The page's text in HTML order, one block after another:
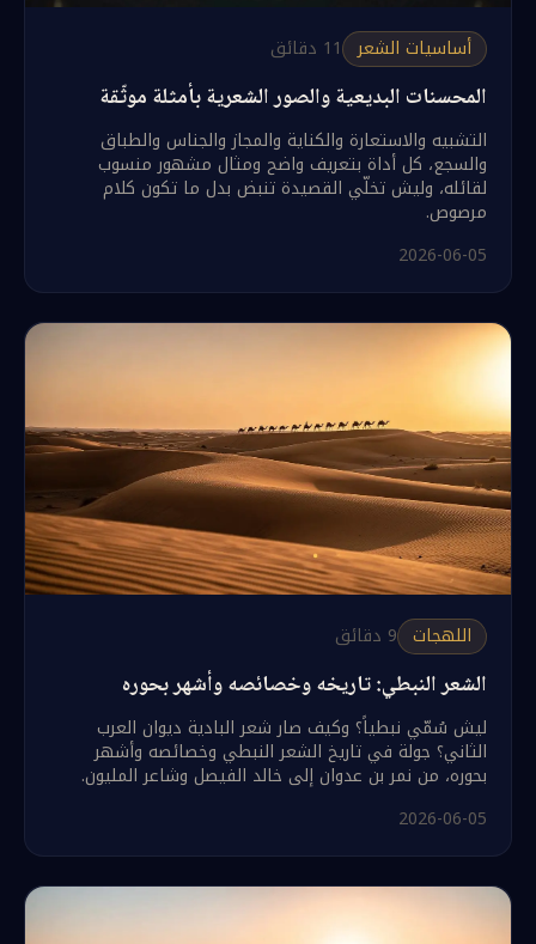
أساسيات الشعر 11 دقائق
المحسنات البديعية والصور الشعرية بأمثلة موثّقة
التشبيه والاستعارة والكناية والمجاز والجناس والطباق
والسجع، كل أداة بتعريف واضح ومثال مشهور منسوب
لقائله، وليش تخلّي القصيدة تنبض بدل ما تكون كلام
مرصوص.
2026-06-05
اللهجات 9 دقائق
الشعر النبطي: تاريخه وخصائصه وأشهر بحوره
ليش سُمّي نبطياً؟ وكيف صار شعر البادية ديوان العرب
الثاني؟ جولة في تاريخ الشعر النبطي وخصائصه وأشهر
بحوره، من نمر بن عدوان إلى خالد الفيصل وشاعر المليون.
2026-06-05